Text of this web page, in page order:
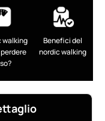
walking
Benefici del
nordic walking